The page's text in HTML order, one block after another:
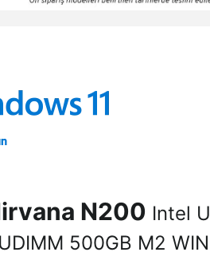
N200 Intel
500GB M2